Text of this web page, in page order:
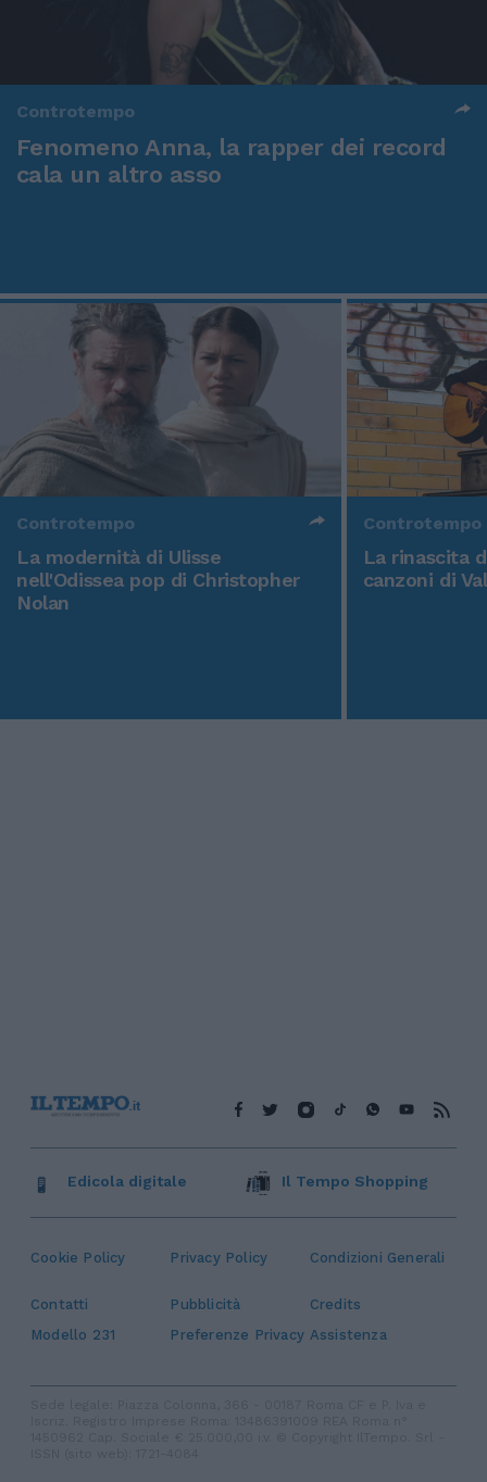
Controtempo
Fenomeno Anna, la rapper dei record
cala un altro asso
Controtempo
La modernità di Ulisse
nell'Odissea pop di Christopher
Nolan
Controtempo
La rinascita
canzoni di
Cookie Policy Privacy Policy Condizioni Generali
Contatti Pubblicità
Credits
Modello 231
Preferenze Privacy Assistenza
Edicola digitale Il Tempo Shopping